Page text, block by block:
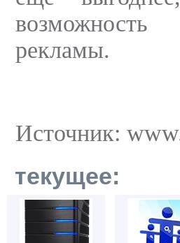
рекламы.
Источник:
текущее: